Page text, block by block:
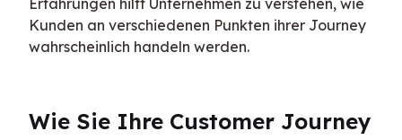
Kunden an verschiedenen Punkten ihrer Journey
wahrscheinlich handeln werden.
Wie Sie Ihre Customer Journey